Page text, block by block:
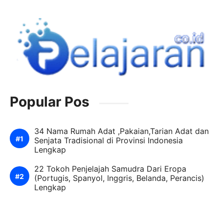
Popular Pos
34 Nama Rumah Adat ,Pakaian,Tarian Adat dan
Senjata Tradisional di Provinsi Indonesia
Lengkap
22 Tokoh Penjelajah Samudra Dari Eropa
(Portugis, Spanyol, Inggris, Belanda, Perancis)
Lengkap